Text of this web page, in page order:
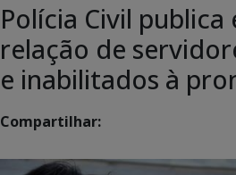
Polícia Civil
relação de
e inabilitados à
Compartilhar: